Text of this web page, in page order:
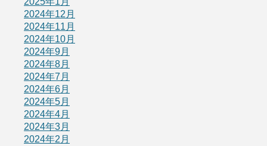
2024年12月
2024年11月
2024年10月
2024年9月
2024年8月
2024年7月
2024年6月
2024年5月
2024年4月
2024年3月
2024年2月